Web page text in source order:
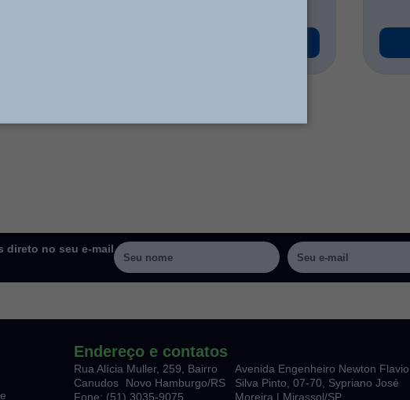
direto no seu e-mail
Endereço e contatos
Rua Alícia Muller, 259, Bairro
Canudos Novo Hamburgo/RS
Fone: (51) 3035-9075
Avenida Engenheiro Newton Flavio
Silva Pinto, 07-70, Sypriano José
Moreira | Mirassol/SP